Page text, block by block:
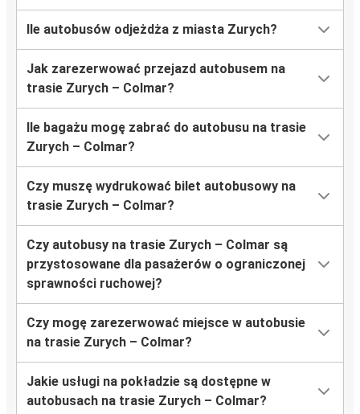
Ile autobusów odjeżdża z miasta Zurych?
Jak zarezerwować przejazd autobusem na
trasie Zurych – Colmar?
Ile bagażu mogę zabrać do autobusu na trasie
Zurych – Colmar?
Czy muszę wydrukować bilet autobusowy na
trasie Zurych – Colmar?
Czy autobusy na trasie Zurych – Colmar są
przystosowane dla pasażerów o ograniczonej
sprawności ruchowej?
Czy mogę zarezerwować miejsce w autobusie
na trasie Zurych – Colmar?
Jakie usługi na pokładzie są dostępne w
autobusach na trasie Zurych – Colmar?